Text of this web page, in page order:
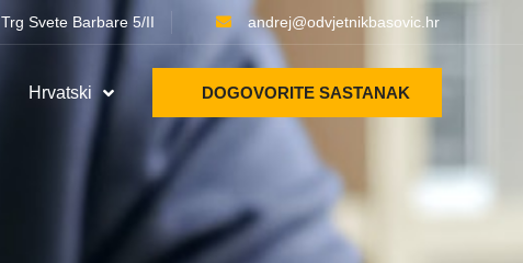
Trg Svete Barbare 5/II andrej@odvjetnikbasovic.hr
Hrvatski DOGOVORITE SASTANAK